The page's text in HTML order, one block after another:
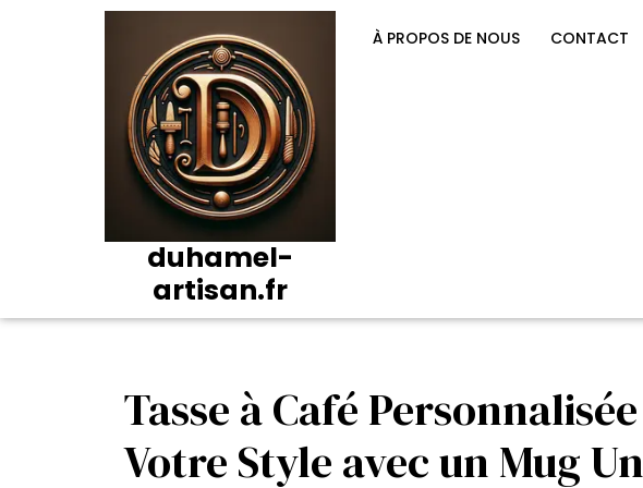
duhamel-
artisan.fr
À PROPOS DE NOUS CONTACT
Tasse à Café
Votre Style avec un Mug